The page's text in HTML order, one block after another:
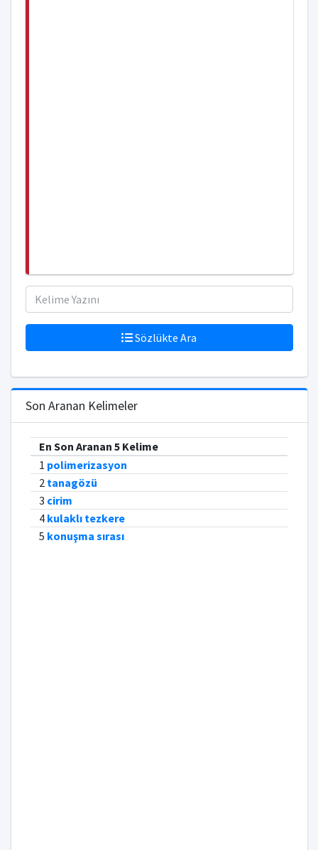
Sözlükte Ara
Son Aranan Kelimeler
En Son Aranan 5 Kelime
1 polimerizasyon
2 tanagözü
3 cirim
4 kulaklı tezkere
5 konuşma sırası